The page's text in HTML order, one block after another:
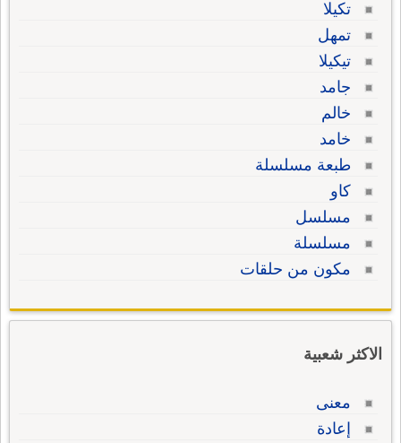
تكيلا
تمهل
تيكيلا
جامد
خالم
خامد
طبعة مسلسلة
كاو
مسلسل
مسلسلة
مكون من حلقات
الاكثر شعبية
معنى
إعادة